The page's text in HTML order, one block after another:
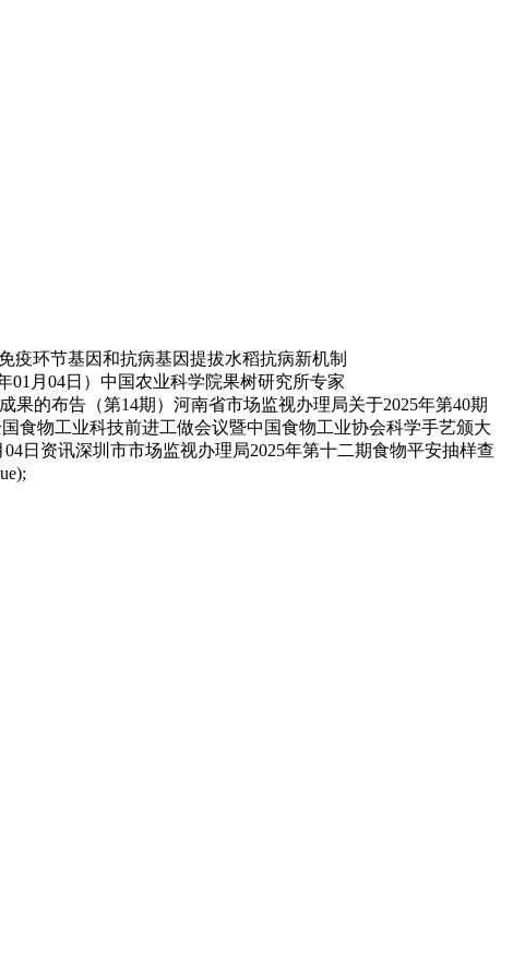
环节基因和抗病基因提拔水稻抗病新机制
01月04日）中国农业科学院果树研究所专家
的布告（第14期）河南省市场监视办理局关于2025年第40期
食物工业科技前进工做会议暨中国食物工业协会科学手艺颁大
日资讯深圳市市场监视办理局2025年第十二期食物平安抽样查